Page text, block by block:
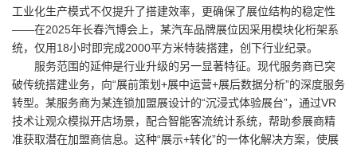
工业化生产模式不仅提升了搭建效率，更确保了展位结构的稳定性
——在2025年长春汽博会上，某汽车品牌展位因采用模块化桁架系
统，仅用18小时即完成2000平方米特装搭建，创下行业纪录。
服务范围的延伸是行业升级的另一显著特征。现代服务商已突
破传统搭建业务，向“展前策划+展中运营+展后数据分析”的深度服务
转型。某服务商为某连锁加盟展设计的“沉浸式体验展台”，通过VR
技术让观众模拟开店场景，配合智能客流统计系统，帮助参展商精
准获取潜在加盟商信息。这种“展示+转化”的一体化解决方案，使展